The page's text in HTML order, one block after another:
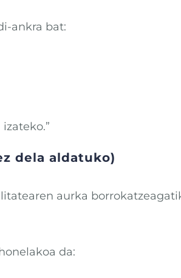
ankra bat:
dela aldatuko)
aurka
da: